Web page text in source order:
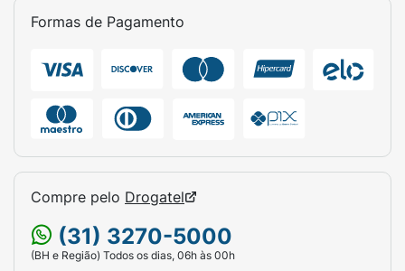
Formas de Pagamento
Compre pelo Drogatel
(31) 3270-5000
(BH e Região) Todos os dias, 06h às 00h